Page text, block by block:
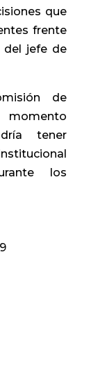
que
frente
del jefe de
de
momento
tener
los